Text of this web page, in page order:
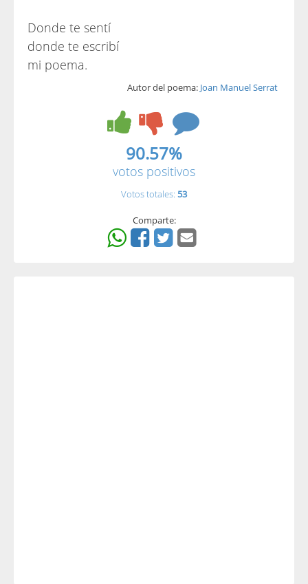
Donde te sentí
donde te escribí
mi poema.
Autor del poema: Joan Manuel Serrat
90.57%
votos positivos
Votos totales: 53
Comparte: